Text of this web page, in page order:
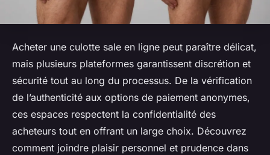
Acheter une culotte sale en ligne peut paraître délicat,
mais plusieurs plateformes garantissent discrétion et
sécurité tout au long du processus. De la vérification
de l’authenticité aux options de paiement anonymes,
ces espaces respectent la confidentialité des
acheteurs tout en offrant un large choix. Découvrez
comment joindre plaisir personnel et prudence dans